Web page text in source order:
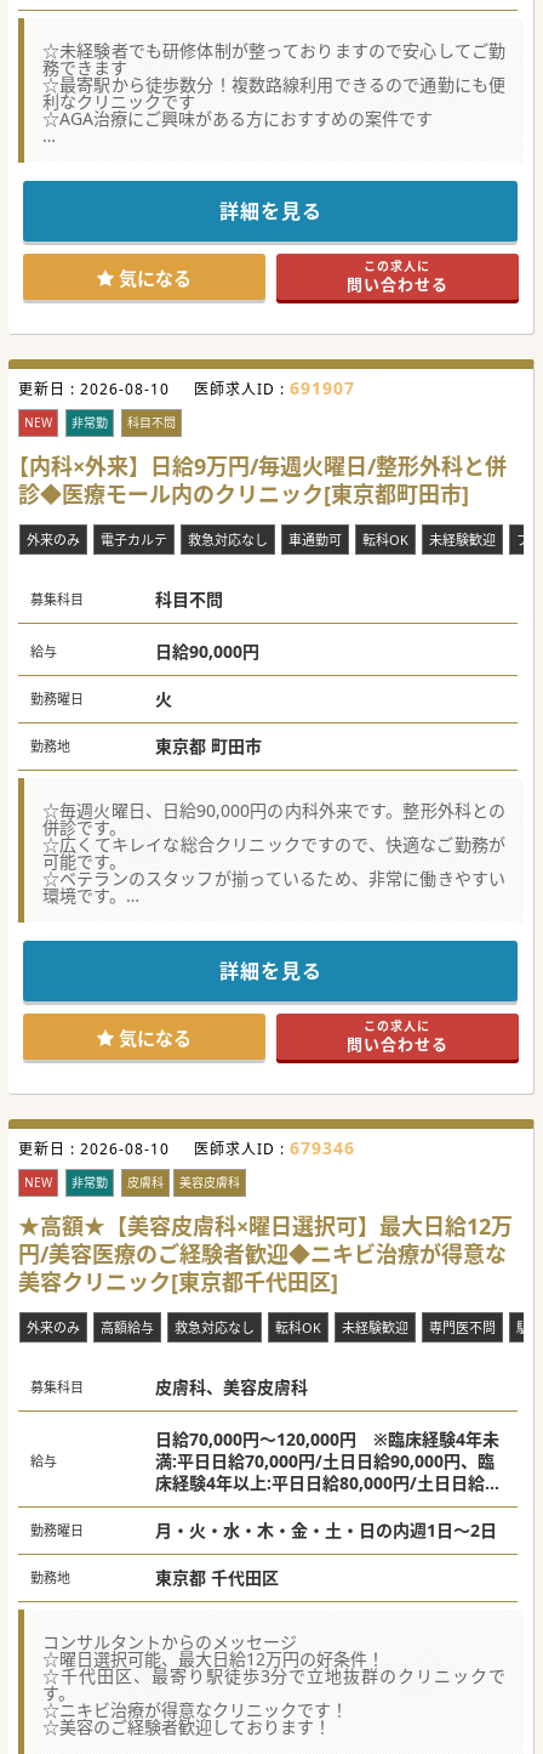
☆未経験者でも研修体制が整っておりますので安心してご勤
務できます
☆最寄駅から徒歩数分！複数路線利用できるので通勤にも便
利なクリニックです
☆AGA治療にご興味がある方におすすめの案件です
ます。
診察は完全予約制を採用しており、残業もなく働きやすい環
研修(3～4時間、無給)もございますので、未経験の方でも安
心してご勤務可能です。
詳細を見る
気になる この求人に
問い合わせる
更新日 : 2026-08-10 医師求人ID : 691907
NEW 非常勤 科目不問
【内科×外来】日給9万円/毎週火曜日/整形外科と併
診◆医療モール内のクリニック[東京都町田市]
外来のみ 電子カルテ 救急対応なし 車通勤可 転科OK 未経験歓迎 ブ
募集科目 科目不問
給与 日給90,000円
勤務曜日 火
勤務地 東京都 町田市
☆毎週火曜日、日給90,000円の内科外来です。整形外科との
併診です。
☆広くてキレイな総合クリニックですので、快適なご勤務が
可能です。
☆ベテランのスタッフが揃っているため、非常に働きやすい
環境です。
八王子市と町田市にそれぞれクリニックを構えておよそ10
地域に愛される、「ホームドクター」を目指してきた医療法
人です。
ベテランのスタッフが活躍しているため、非常に働きやすい
環境です。
ご応募、お待ちしております。
詳細を見る
気になる この求人に
問い合わせる
更新日 : 2026-08-10 医師求人ID : 679346
NEW 非常勤 皮膚科 美容皮膚科
★高額★【美容皮膚科×曜日選択可】最大日給12万
円/美容医療のご経験者歓迎◆ニキビ治療が得意な
美容クリニック[東京都千代田区]
外来のみ 高額給与 救急対応なし 転科OK 未経験歓迎 専門医不問 駅
募集科目 皮膚科、美容皮膚科
給与
日給70,000円～120,000円 ※臨床経験4年未
満:平日日給70,000円/土日日給90,000円、臨
床経験4年以上:平日日給80,000円/土日日給10
0,000円
勤務曜日 月・火・水・木・金・土・日の内週1日～2日
勤務地 東京都 千代田区
コンサルタントからのメッセージ
☆曜日選択可能、最大日給12万円の好条件！
☆千代田区、最寄り駅徒歩3分で立地抜群のクリニックで
す。
☆ニキビ治療が得意なクリニックです！
☆美容のご経験者歓迎しております！